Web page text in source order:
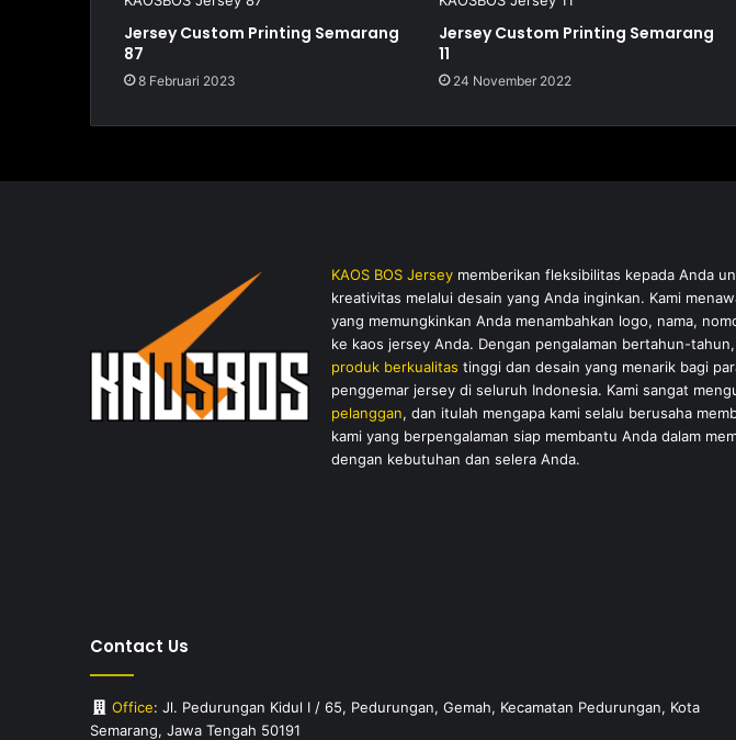
Jersey Custom Printing Semarang
87
8 Februari 2023
Jersey Custom Printing Semarang
11
24 November 2022
KAOS BOS Jersey memberikan fleksibilitas kepada Anda
kreativitas melalui desain yang Anda inginkan. Kami
yang memungkinkan Anda menambahkan logo, nama,
ke kaos jersey Anda. Dengan pengalaman bertahun-
produk berkualitas tinggi dan desain yang menarik bagi
penggemar jersey di seluruh Indonesia. Kami sangat
pelanggan, dan itulah mengapa kami selalu berusaha
kami yang berpengalaman siap membantu Anda dalam
dengan kebutuhan dan selera Anda.
Contact Us
Office: Jl. Pedurungan Kidul I / 65, Pedurungan, Gemah, Kecamatan Pedurungan, Kota
Semarang, Jawa Tengah 50191